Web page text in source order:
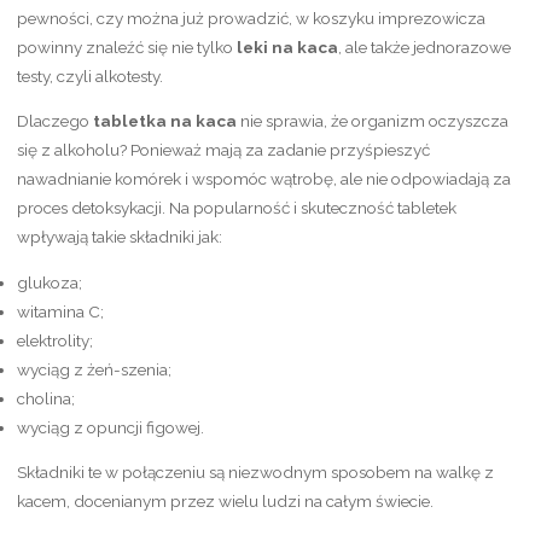
pewności, czy można już prowadzić, w koszyku imprezowicza
powinny znaleźć się nie tylko leki na kaca , ale także jednorazowe
testy, czyli alkotesty.
Dlaczego tabletka na kaca nie sprawia, że organizm oczyszcza
się z alkoholu? Ponieważ mają za zadanie przyśpieszyć
nawadnianie komórek i wspomóc wątrobę, ale nie odpowiadają za
proces detoksykacji. Na popularność i skuteczność tabletek
wpływają takie składniki jak:
glukoza;
witamina C;
elektrolity;
wyciąg z żeń-szenia;
cholina;
wyciąg z opuncji figowej.
Składniki te w połączeniu są niezwodnym sposobem na walkę z
kacem, docenianym przez wielu ludzi na całym świecie.